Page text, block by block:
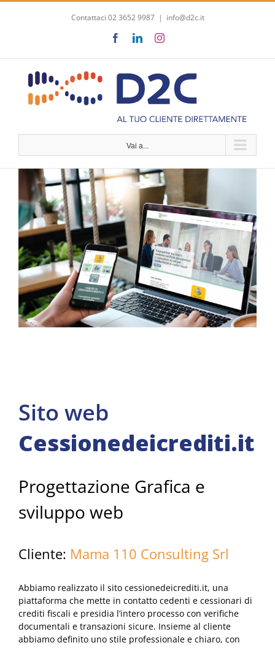
Salta
Contattaci 02 3652 9987 | info@d2c.it
FacebookLinkedInInstagram
Vai a...
Ingrandisci
immagine
Sito web
Cessionedeicrediti.it
Progettazione Grafica e
sviluppo web
Cliente: Mama 110 Consulting Srl
Abbiamo realizzato il sito cessionedeicrediti.it, una
piattaforma che mette in contatto cedenti e cessionari di
crediti fiscali e presidia l’intero processo con verifiche
documentali e transazioni sicure. Insieme al cliente
abbiamo definito uno stile professionale e chiaro, con